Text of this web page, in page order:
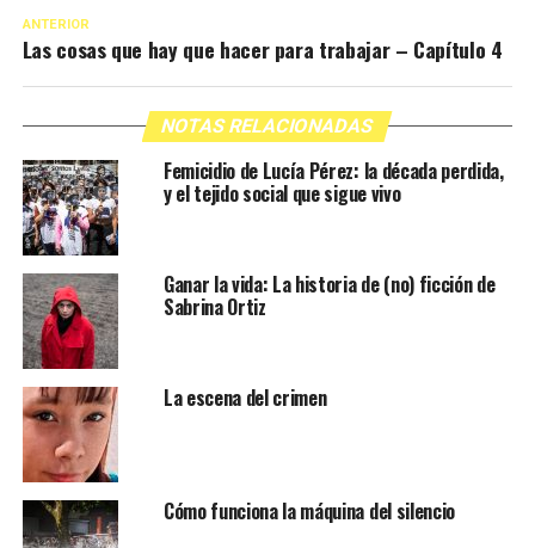
ANTERIOR
Las cosas que hay que hacer para trabajar – Capítulo 4
NOTAS RELACIONADAS
Femicidio de Lucía Pérez: la década perdida,
y el tejido social que sigue vivo
Ganar la vida: La historia de (no) ficción de
Sabrina Ortiz
La escena del crimen
Cómo funciona la máquina del silencio